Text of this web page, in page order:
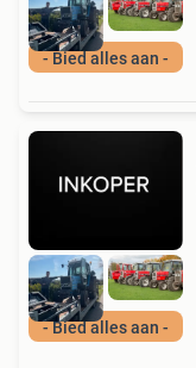
- Bied alles aan -
- Bied alles aan -